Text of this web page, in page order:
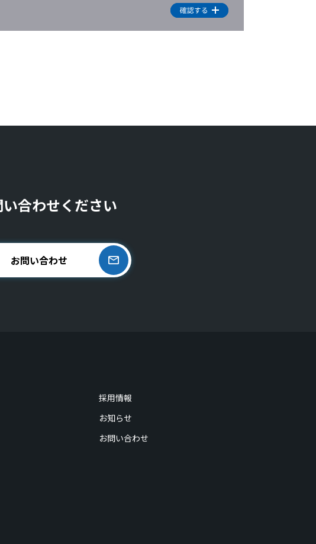
合わせください
お問い合わせ
採用情報
お知らせ
お問い合わせ